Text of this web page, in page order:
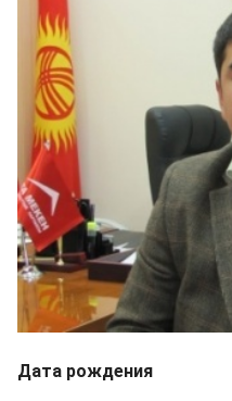
Дата рождения